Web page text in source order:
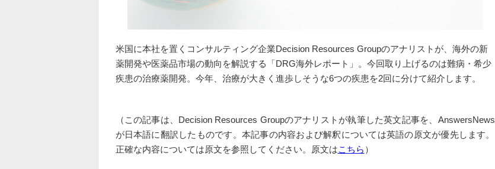
米国に本社を置くコンサルティング企業Decision Resources Groupのアナリストが、海外の新
薬開発や医薬品市場の動向を解説する「DRG海外レポート」。今回取り上げるのは難病・希少
疾患の治療薬開発。今年、治療が大きく進歩しそうな6つの疾患を2回に分けて紹介します。
（この記事は、Decision Resources Groupのアナリストが執筆した英文記事を、AnswersNews
が日本語に翻訳したものです。本記事の内容および解釈については英語の原文が優先します。
正確な内容については原文を参照してください。原文はこちら ）